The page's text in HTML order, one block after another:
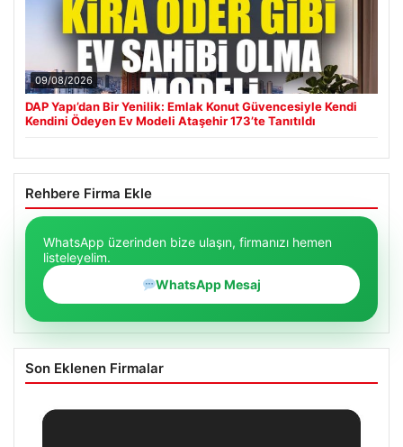
09/08/2026
DAP Yapı’dan Bir Yenilik: Emlak Konut Güvencesiyle Kendi
Kendini Ödeyen Ev Modeli Ataşehir 173’te Tanıtıldı
Rehbere Firma Ekle
WhatsApp üzerinden bize ulaşın, firmanızı hemen
listeleyelim.
WhatsApp Mesaj
Son Eklenen Firmalar